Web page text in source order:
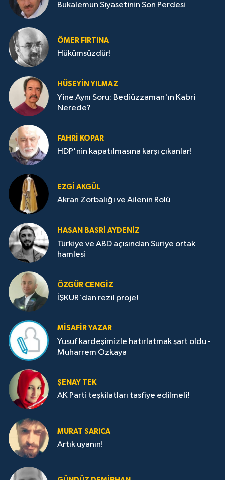
Bukalemun Siyasetinin Son Perdesi
ÖMER FIRTINA
Hükümsüzdür!
HÜSEYIN YILMAZ
Yine Aynı Soru: Bediüzzaman'ın Kabri
Nerede?
FAHRI KOPAR
HDP'nin kapatılmasına karşı çıkanlar!
EZGI AKGÜL
Akran Zorbalığı ve Ailenin Rolü
HASAN BASRI AYDENIZ
Türkiye ve ABD açısından Suriye ortak
hamlesi
ÖZGÜR CENGIZ
İŞKUR'dan rezil proje!
MISAFIR YAZAR
Yusuf kardeşimizle hatırlatmak şart oldu -
Muharrem Özkaya
ŞENAY TEK
AK Parti teşkilatları tasfiye edilmeli!
MURAT SARICA
Artık uyanın!